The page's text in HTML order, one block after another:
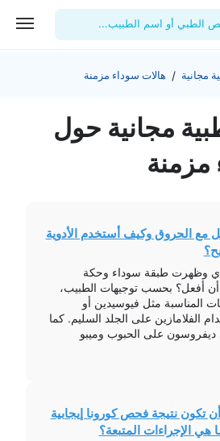
الطبي أو اسم الطبيب...
المدونة
مجانية / هالات سوداء مزمنة
مجانیة حول
مزمنة
مع الحروق وكيف أستخدم الأدوية
وظهرت طبقة سوداء وحكة
أفعل؟ بحسب توجيهات الطبيب،
المناسبة مثل فيوسيدين أو
الفلامازين على الجلد السليم. كما
على الحبوب وميبو
الحروق ظهور طبقة سوداء على
تكون نتيجة فحص كورونا إيجابية
الإجراءات المتبعة؟